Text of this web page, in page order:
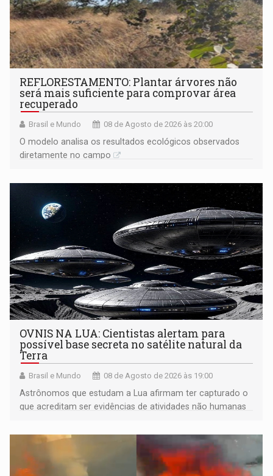
REFLORESTAMENTO: Plantar árvores não
será mais suficiente para comprovar área
recuperado
Brasil e Mundo 08 de Agosto de 2026 às 20:00
O modelo analisa os resultados ecológicos observados
diretamente no campo
OVNIS NA LUA: Cientistas alertam para
possível base secreta no satélite natural da
Terra
Brasil e Mundo 08 de Agosto de 2026 às 19:00
Astrônomos que estudam a Lua afirmam ter capturado o
que acreditam ser evidências de atividades não humanas
órbita